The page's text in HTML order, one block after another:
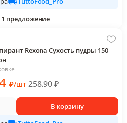
1 предложение
Rexona Сухость пудры 150
₽/шт 258.90₽
В корзину